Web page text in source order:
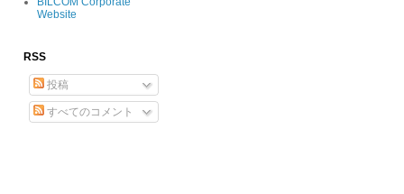
Website
RSS
投稿
すべてのコメント